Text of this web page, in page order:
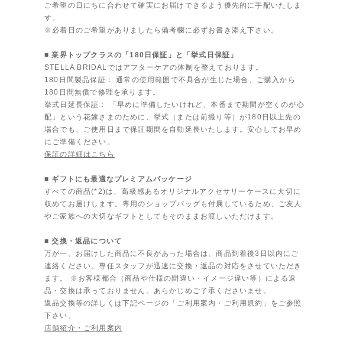
ご希望の日にちに合わせて確実にお届けできるよう優先的に手配いたしま
す。
※必着日のご希望がありましたら備考欄に必ずお書き添え下さい。
■ 業界トップクラスの「180日保証」と「挙式日保証」
STELLA BRIDALではアフターケアの体制を整えております。
180日間製品保証： 通常の使用範囲で不具合が生じた場合、ご購入から
180日間無償で修理を承ります。
挙式日延長保証： 「早めに準備したいけれど、本番まで期間が空くのが心
配」という花嫁さまのために、挙式（または前撮り等）が180日以上先の
場合でも、ご使用日まで保証期間を自動延長いたします。安心してお早め
にご準備ください。
保証の詳細はこちら
■ ギフトにも最適なプレミアムパッケージ
すべての商品(*2)は、高級感あるオリジナルアクセサリーケースに大切に
収めてお届けします。専用のショップバッグも付属しているため、ご友人
やご家族への大切なギフトとしてもそのままお渡しいただけます。
■ 交換・返品について
万が一、お届けした商品に不良があった場合は、商品到着後3日以内にご
連絡ください。専任スタッフが迅速に交換・返品の対応をさせていただき
ます。 ※お客様都合（商品や仕様の間違い・イメージ違い等）による返
品・交換は承っておりません。あらかじめご了承くださいませ。
返品交換等の詳しくは下記ページの「ご利用案内・ご利用規約」をご参照
下さい。
店舗紹介・ご利用案内